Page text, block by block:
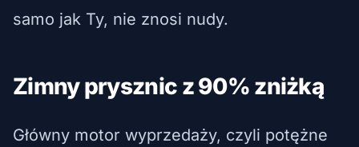
samo jak Ty, nie znosi nudy.
Zimny prysznic z 90% zniżką
Główny motor wyprzedaży, czyli potężne